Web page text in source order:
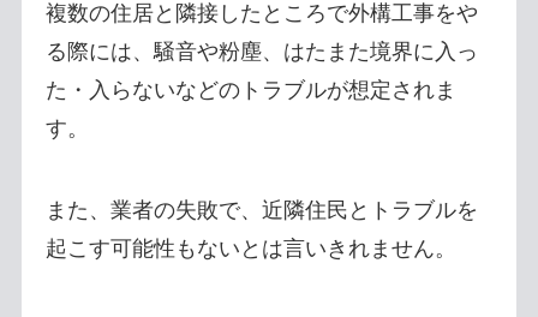
複数の住居と隣接したところで外構工事をや
る際には、騒音や粉塵、はたまた境界に入っ
た・入らないなどのトラブルが想定されま
す。
また、業者の失敗で、近隣住民とトラブルを
起こす可能性もないとは言いきれません。